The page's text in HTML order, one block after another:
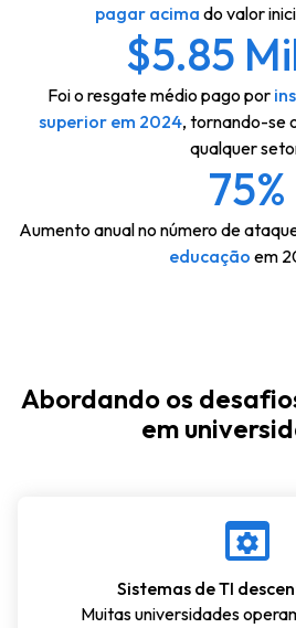
pagar acima do valor
$5.85
Foi o resgate médio pago por
superior em 2024, tornando-se
qualquer
75%
Aumento anual no número de
educação em
Abordando os
em
Sistemas de TI
Muitas universidades